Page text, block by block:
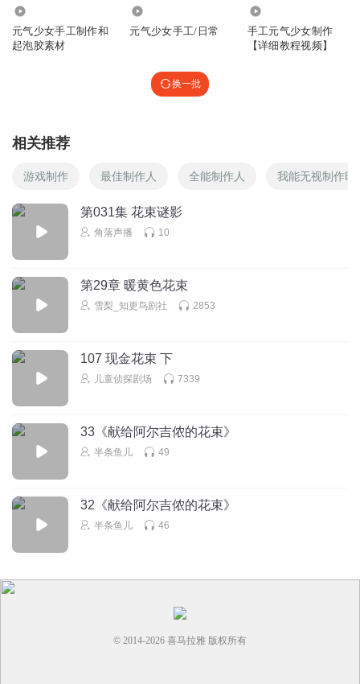
元气少女手工制作和
起泡胶素材
元气少女手工/日常
手工元气少女制作
【详细教程视频】
换一批
相关推荐
游戏制作 最佳制作人 全能制作人 我能无视制作时
第031集 花束谜影
角落声播 10
第29章 暖黄色花束
雪梨_知更鸟剧社 2853
107 现金花束 下
儿童侦探剧场 7339
33《献给阿尔吉侬的花束》
半条鱼儿 49
32《献给阿尔吉侬的花束》
半条鱼儿 46
© 2014-2026 喜马拉雅 版权所有